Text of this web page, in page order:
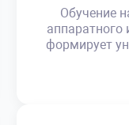
Обучение
аппаратного
формирует
работы